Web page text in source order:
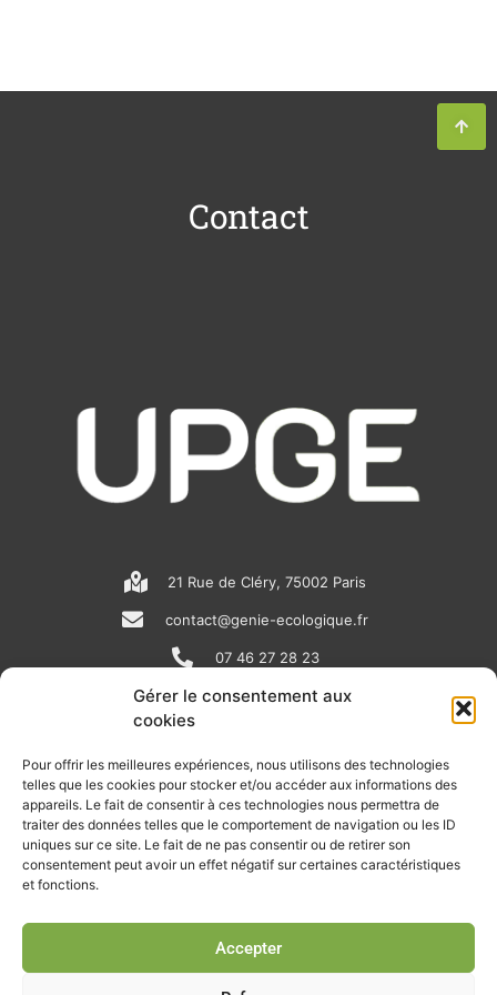
Gérer le consentement aux
cookies
Pour offrir les meilleures expériences, nous utilisons des technologies
telles que les cookies pour stocker et/ou accéder aux informations des
appareils. Le fait de consentir à ces technologies nous permettra de
traiter des données telles que le comportement de navigation ou les ID
uniques sur ce site. Le fait de ne pas consentir ou de retirer son
consentement peut avoir un effet négatif sur certaines caractéristiques
et fonctions.
Accepter
Contact
21 Rue de Cléry, 75002 Paris
contact@genie-ecologique.fr
07 46 27 28 23
N
e
w
s
p
p
e
i
n
k
e
i
n
o
u
t
u
e
RECEVOIR L'ACTU DE LA FILIÈRE
Retrouvez tous les mois les articles terrain de nos adhérents, les
rendez-vous importants de la filière, nos offres de stages et
Je m'abonne à la lettre d'info